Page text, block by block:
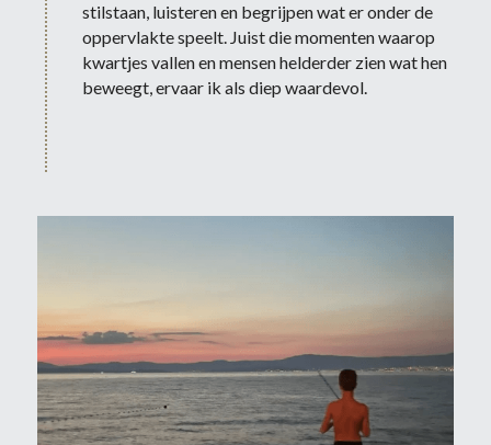
stilstaan, luisteren en begrijpen wat er onder de
oppervlakte speelt. Juist die momenten waarop
kwartjes vallen en mensen helderder zien wat hen
beweegt, ervaar ik als diep waardevol.